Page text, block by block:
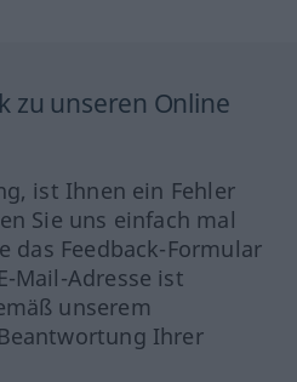
zu unseren Online
ist Ihnen ein Fehler
Sie uns einfach mal
das Feedback-Formular
Mail-Adresse ist
unserem
Ihrer